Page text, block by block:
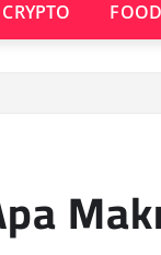
CRYPTO FOOD